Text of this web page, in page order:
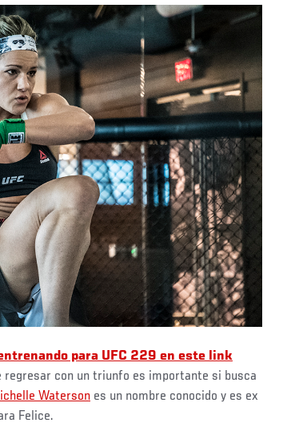
para UFC 229 en este link
con un triunfo es importante si busca
Waterson es un nombre conocido y es ex
Felice.